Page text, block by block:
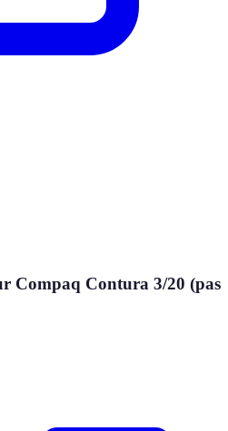
Compaq Contura 3/20 (pas